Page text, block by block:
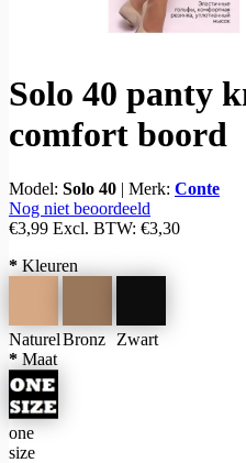
Solo 40 panty
comfort boord
Model: Solo 40 | Merk: Conte
Nog niet beoordeeld
€3,99 Excl. BTW: €3,30
* Kleuren
NaturelBronz
Zwart
* Maat
one
size